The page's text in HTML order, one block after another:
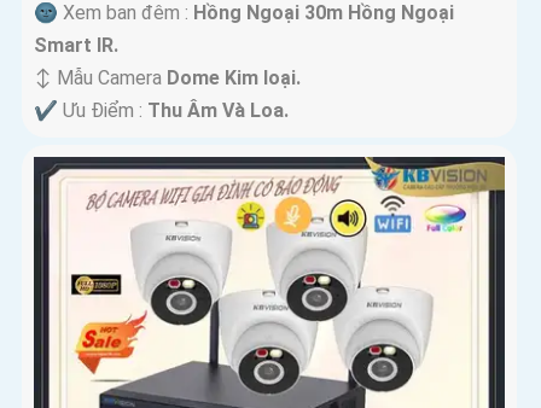
🌚 Xem ban đêm : Hồng Ngoại 30m Hồng Ngoại
Smart IR.
↕️ Mẫu Camera Dome Kim loại.
️✔️ Ưu Điểm : Thu Âm Và Loa.